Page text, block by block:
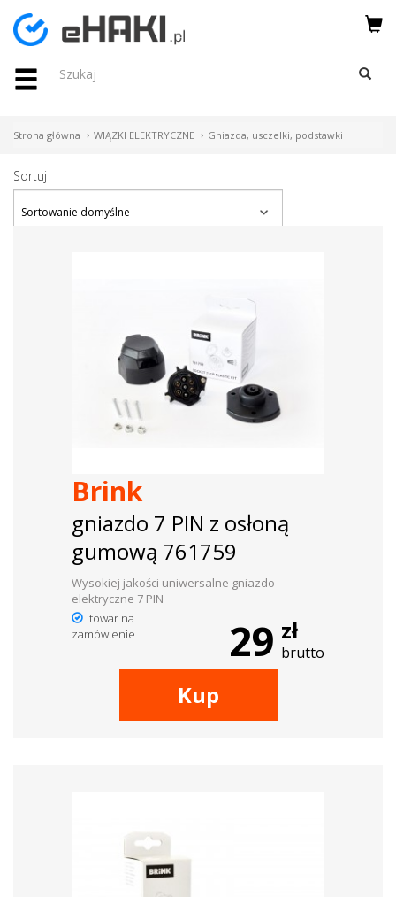
Menu
HAKI
WIĄZKI
ELEKTRYCZNE
BAGAŻNIKI
Turystyka
Przyczepy
samochodowe
Strona główna WIĄZKI ELEKTRYCZNE Gniazda, usczelki, podstawki
Sortuj
Brink
gniazdo 7 PIN z osłoną
gumową 761759
Wysokiej jakości uniwersalne gniazdo
elektryczne 7 PIN
towar na
zamówienie
29 zł
brutto
Kup